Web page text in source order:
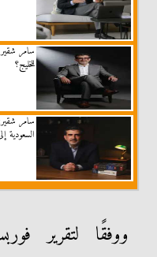
سامر
للخليج؟
سامر
السعودية
ووفقًا لتقرير